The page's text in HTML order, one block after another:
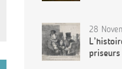
28
priseurs